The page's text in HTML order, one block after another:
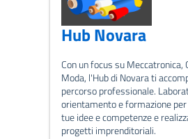
Hub Novara
Con un focus su Meccatronica,
Moda, l'Hub di Novara ti
percorso professionale.
orientamento e formazione
tue idee e competenze e
progetti imprenditoriali.